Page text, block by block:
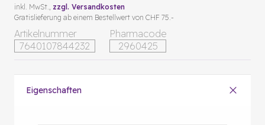
Artikelnummer
7640107844232
Pharmacode
2960425
inkl. MwSt., zzgl. Versandkosten
Gratislieferung ab einem Bestellwert von CHF 75.-
Eigenschaften